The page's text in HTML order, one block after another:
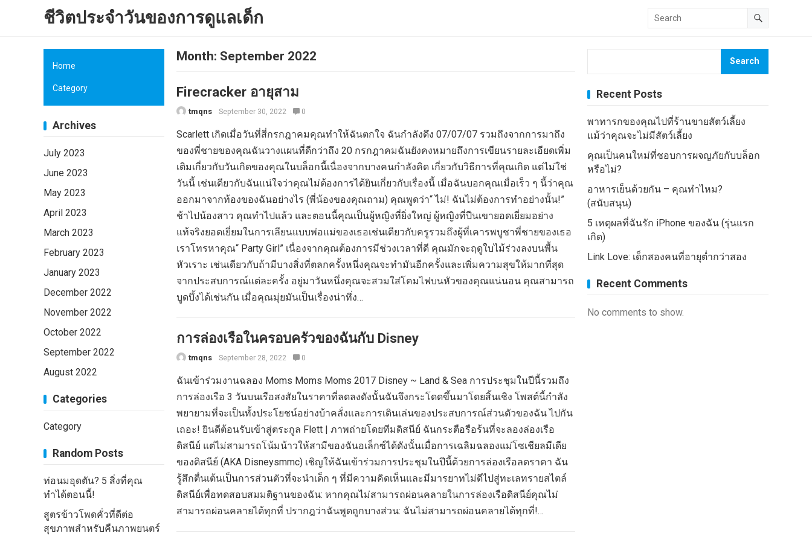
ชีวิตประจำวันของการดูแลเด็ก
Month: September 2022
Firecracker อายุสาม
tmqns September 30, 2022 0
Scarlett เกิดเมื่อวันที่สี่กรกฎาคมคุณทำให้ฉันตกใจ ฉันกำลังดึง 07/07/07 รวมถึงจากการมาถึง
ของพี่ชายของคุณฉันวางแผนที่ดีกว่าถึง 20 กรกฎาคมฉันยังคงหมายถึงการเขียนรายละเอียดเพิ่ม
เติมเกี่ยวกับวันเกิดของคุณในบล็อกนี้เนื่องจากบางคนกำลังคิด เกี่ยวกับวิธีการที่คุณเกิด แต่ไม่ใช่
วันนี้ เช่นเดียวกับฉันแน่ใจว่าคุณไม่ต้องการได้ยินเกี่ยวกับเรื่องนี้ เมื่อฉันบอกคุณเมื่อเร็ว ๆ นี้ว่าคุณ
ออกมาจากท้องของฉันอย่างไร (พี่น้องของคุณถาม) คุณพูดว่า“ ไม่! ฉันไม่ต้องการทำอย่างนั้น!”
ช้าไปน้องสาว คุณทำไปแล้ว และตอนนี้คุณเป็นผู้หญิงที่ยิ่งใหญ่ ผู้หญิงที่ปีนเขายอดเยี่ยมอย่าง
แท้จริงยอดเยี่ยมในการเลียนแบบพ่อแม่ของเธอเช่นเดียวกับครูรวมถึงผู้ที่เคารพบูชาพี่ชายของเธอ
เราโทรหาคุณ“ Party Girl” เนื่องจากคุณต้องการมีช่วงเวลาที่ดี คุณมักจะฤดูใบไม้ร่วงลงบนพื้น
หัวเราะ เช่นเดียวกับถ้ามีบางสิ่งที่ตลกครั้งหนึ่งคุณจะทำมันอีกครั้งและเพิ่มความสุขให้มากที่สุด
จากประสบการณ์แต่ละครั้ง อยู่มาวันหนึ่งคุณจะสวมใส่โคมไฟบนหัวของคุณแน่นอน คุณสามารถ
บูดบึ้งได้เช่นกัน เมื่อคุณมุ่ยมันเป็นเรื่องน่าทึ่ง…
การล่องเรือในครอบครัวของฉันกับ Disney
tmqns September 28, 2022 0
ฉันเข้าร่วมงานฉลอง Moms Moms Moms 2017 Disney ~ Land & Sea การประชุมในปีนี้รวมถึง
การล่องเรือ 3 วันบนเรือสงสัยในราคาที่ลดลงดังนั้นฉันจึงกระโดดขึ้นมาโดยสิ้นเชิง โพสต์นี้กำลัง
พยายามที่จะเป็นทั้งประโยชน์อย่างบ้าคลั่งและการเดินเล่นของประสบการณ์ส่วนตัวของฉัน ไปกัน
เถอะ! ยินดีต้อนรับเข้าสู่ตระกูล Flett | ภาพถ่ายโดยทีมดิสนีย์ ฉันกระตือรือร้นที่จะลองล่องเรือ
ดิสนีย์ แต่ไม่สามารถโน้มน้าวให้สามีของฉันอเล็กซ์ได้ดังนั้นเมื่อการเฉลิมฉลองแม่โซเชียลมีเดีย
ของดิสนีย์ (AKA Disneysmmc) เชิญให้ฉันเข้าร่วมการประชุมในปีนี้ด้วยการล่องเรือลดราคา ฉัน
รู้สึกตื่นเต้นเป็นการส่วนตัวที่จะนำเด็ก ๆ ที่มีความคิดเห็นและมีมารยาทไม่ดีไปสู่ทะเลทรายสไตล์
ดิสนีย์เพื่อทดสอบสมมติฐานของฉัน: หากคุณไม่สามารถผ่อนคลายในการล่องเรือดิสนีย์คุณไม่
สามารถผ่อนคลายได้ทุกที่ ปรากฎว่าฉันพูดถูกบางส่วน: ฉันไม่สามารถผ่อนคลายได้ทุกที่!…
Search
Recent Posts
พาทารกของคุณไปที่ร้านขายสัตว์เลี้ยง
แม้ว่าคุณจะไม่มีสัตว์เลี้ยง
คุณเป็นคนใหม่ที่ชอบการผจญภัยกับบล็อก
หรือไม่?
อาหารเย็นด้วยกัน – คุณทำไหม?
(สนับสนุน)
5 เหตุผลที่ฉันรัก iPhone ของฉัน (รุ่นแรก
เกิด)
Link Love: เด็กสองคนที่อายุต่ำกว่าสอง
Recent Comments
No comments to show.
Home
Category
Archives
July 2023
June 2023
May 2023
April 2023
March 2023
February 2023
January 2023
December 2022
November 2022
October 2022
September 2022
August 2022
Categories
Category
Random Posts
ท่อนมอุดตัน? 5 สิ่งที่คุณ
ทำได้ตอนนี้!
สูตรข้าวโพดคั่วที่ดีต่อ
สุขภาพสำหรับคืนภาพยนตร์